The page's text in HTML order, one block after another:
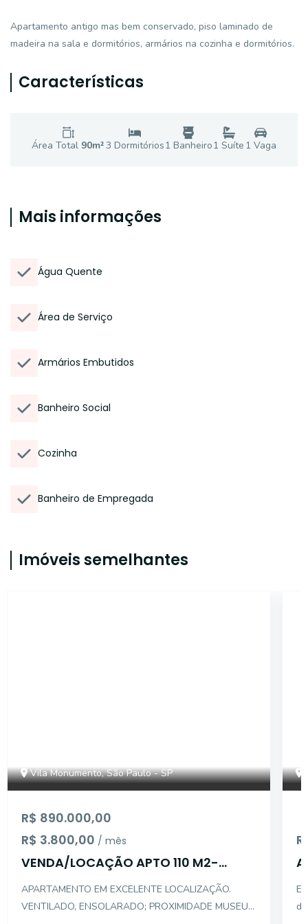
Apartamento antigo mas bem conservado, piso laminado de
madeira na sala e dormitórios, armários na cozinha e dormitórios.
Características
Área Total 90m²3 Dormitórios1 Banheiro1 Suíte 1 Vaga
Mais informações
Água Quente
Área de Serviço
Armários Embutidos
Banheiro Social
Cozinha
Banheiro de Empregada
Imóveis semelhantes
Vila Monumento, São Paulo - SP
R$ 890.000,00
R$ 3.800,00 / mês
VENDA/LOCAÇÃO APTO 110 M2-
APARTAMENTO EM EXCELENTE LOCALIZAÇÃO.
VENTILADO, ENSOLARADO; PROXIMIDADE MUSEU